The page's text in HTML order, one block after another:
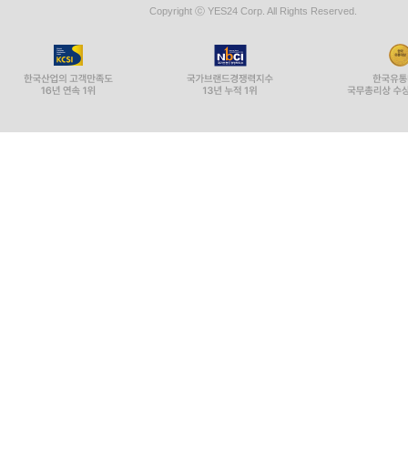
Copyright ⓒ YES24 Corp. All Rights Reserved.